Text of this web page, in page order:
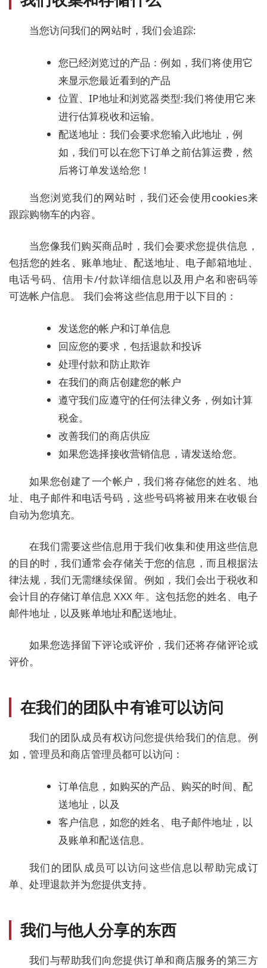
当您访问我们的网站时，我们会追踪:
您已经浏览过的产品：例如，我们将使用它
来显示您最近看到的产品
位置、IP地址和浏览器类型:我们将使用它来
进行估算税收和运输。
配送地址：我们会要求您输入此地址，例
如，我们可以在您下订单之前估算运费，然
后将订单发送给您！
当您浏览我们的网站时，我们还会使用cookies来
跟踪购物车的内容。
当您像我们购买商品时，我们会要求您提供信息，
包括您的姓名、账单地址、配送地址、电子邮箱地址、
电话号码、信用卡/付款详细信息以及用户名和密码等
可选帐户信息。 我们会将这些信息用于以下目的：
发送您的帐户和订单信息
回应您的要求，包括退款和投诉
处理付款和防止欺诈
在我们的商店创建您的帐户
遵守我们应遵守的任何法律义务，例如计算
税金。
改善我们的商店供应
如果您选择接收营销信息，请发送给您。
如果您创建了一个帐户，我们将存储您的姓名、地
址、电子邮件和电话号码，这些号码将被用来在收银台
自动为您填充。
在我们需要这些信息用于我们收集和使用这些信息
的目的时，我们通常会存储关于您的信息，而且根据法
律法规，我们无需继续保留。例如，我们会出于税收和
会计目的存储订单信息 XXX 年。这包括您的姓名、电子
邮件地址，以及账单地址和配送地址。
如果您选择留下评论或评价，我们还将存储评论或
评价。
在我们的团队中有谁可以访问
我们的团队成员有权访问您提供给我们的信息。例
如，管理员和商店管理员都可以访问：
订单信息，如购买的产品、购买的时间、配
送地址，以及
客户信息，如您的姓名、电子邮件地址，以
及账单和配送信息。
我们的团队成员可以访问这些信息以帮助完成订
单、处理退款并为您提供支持。
我们与他人分享的东西
我们与帮助我们向您提供订单和商店服务的第三方